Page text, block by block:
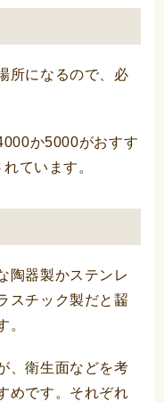
所になるので、必
か5000がおすす
ています。
陶器製かステンレ
スチック製だと齧
。
、衛生面などを考
めです。それぞれ